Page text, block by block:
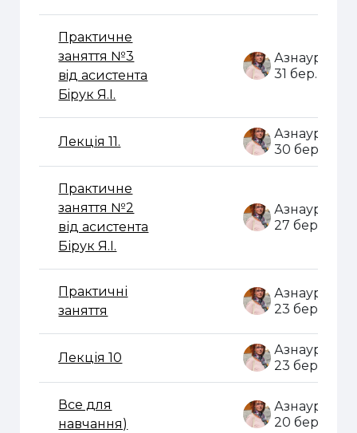
Практичне
заняття №3
вiд асистента
Бiрук Я.I.
31 бер. 2020
Лекція 11.
30 бер.
Практичне
заняття №2
від асистента
Бірук Я.І.
27 бер. 2020
Практичні
заняття
23 бер. 2020
Лекція 10
23 бер. 2020
Все для
навчання)
20 бер.